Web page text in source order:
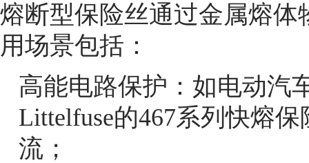
熔断型保险丝通过金属熔
用场景包括：
高能电路保护：如电动汽
Littelfuse的467系列快熔
流；